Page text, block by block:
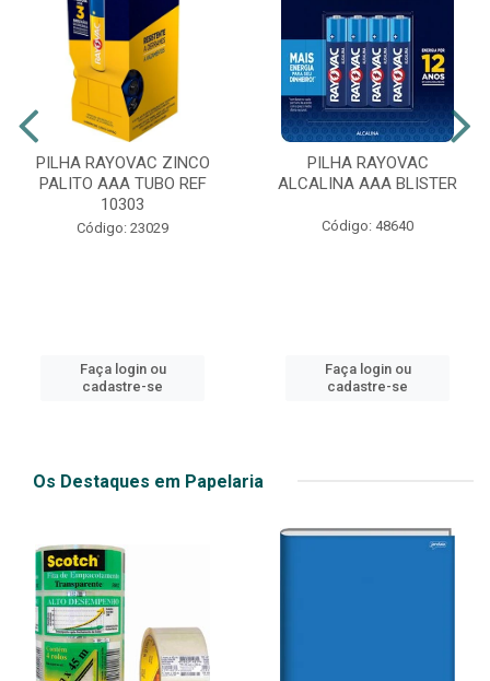
PILHA RAYOVAC ZINCO
PALITO AAA TUBO REF
10303
Código: 23029
Faça login ou
cadastre-se
PILHA RAYOVAC
ALCALINA AAA BLISTER
Código: 48640
Faça login ou
cadastre-se
Os Destaques em Papelaria